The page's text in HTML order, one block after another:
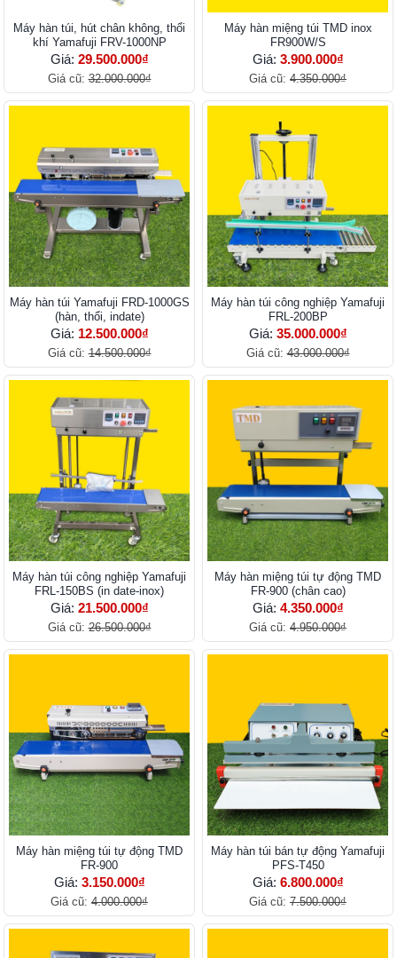
Máy hàn túi, hút chân không, thổi
khí Yamafuji FRV-1000NP
Giá: 29.500.000₫
Giá cũ:32.000.000₫
Máy hàn miệng túi TMD inox
FR900W/S
Giá: 3.900.000₫
Giá cũ: 4.350.000₫
Máy hàn túi Yamafuji FRD-1000GS
(hàn, thổi, indate)
Giá: 12.500.000₫
Giá cũ:14.500.000₫
Máy hàn túi công nghiệp Yamafuji
FRL-200BP
Giá: 35.000.000₫
Giá cũ:43.000.000₫
Máy hàn túi công nghiệp Yamafuji
FRL-150BS (in date-inox)
Giá: 21.500.000₫
Giá cũ:26.500.000₫
Máy hàn miệng túi tự động TMD
FR-900 (chân cao)
Giá: 4.350.000₫
Giá cũ: 4.950.000₫
Máy hàn miệng túi tự động TMD
FR-900
Giá: 3.150.000₫
Giá cũ: 4.000.000₫
Máy hàn túi bán tự động Yamafuji
PFS-T450
Giá: 6.800.000₫
Giá cũ: 7.500.000₫